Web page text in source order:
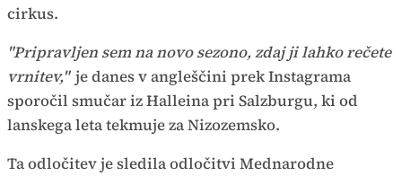
cirkus.
"Pripravljen sem na novo sezono, zdaj ji lahko rečete
vrnitev," je danes v angleščini prek Instagrama
sporočil smučar iz Halleina pri Salzburgu, ki od
lanskega leta tekmuje za Nizozemsko.
Ta odločitev je sledila odločitvi Mednarodne